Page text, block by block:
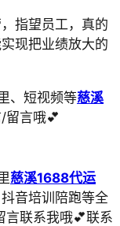
指望员工，真的
现把业绩放大的
、短视频等慈溪
留言哦💕
慈溪1688代运
音培训陪跑等全
言联系我哦💕联系